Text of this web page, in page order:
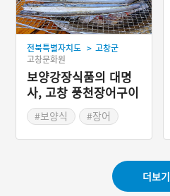
전북특별자치도 > 고창군
고창문화원
보양강장식품의 대명
사, 고창 풍천장어구이
#보양식
#장어
더보기